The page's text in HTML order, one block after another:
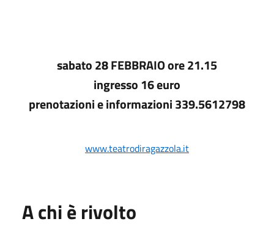
sabato28 FEBBRAIO ore 21.15
ingresso 16 euro
prenotazioni e informazioni 339.5612798
www.teatrodiragazzola.it
A chi è rivolto